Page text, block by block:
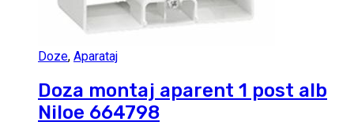
Doze, Aparataj
Doza montaj aparent 1 post alb
Niloe 664798